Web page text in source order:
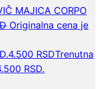
MAJICA CORPO
Originalna cena je
4.500 RSDTrenutna
RSD.